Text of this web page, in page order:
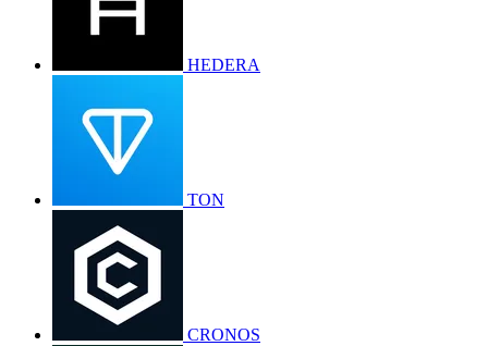
HEDERA
TON
CRONOS